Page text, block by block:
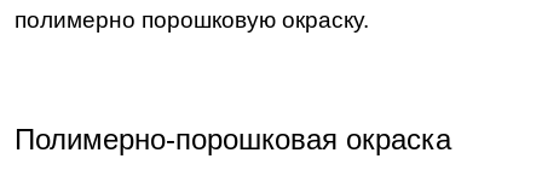
полимерно порошковую окраску.
Полимерно-порошковая окраска